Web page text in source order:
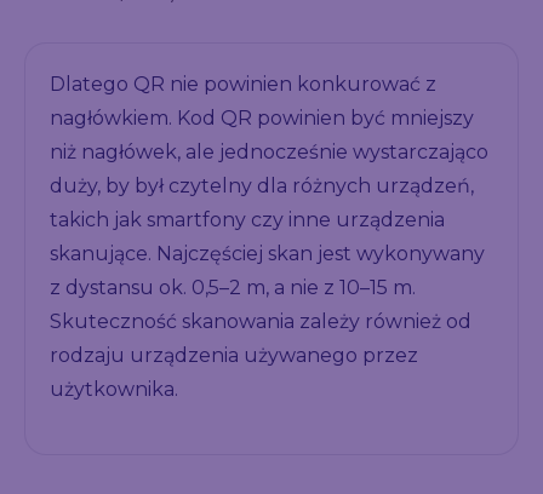
Dlatego QR nie powinien konkurować z
nagłówkiem. Kod QR powinien być mniejszy
niż nagłówek, ale jednocześnie wystarczająco
duży, by był czytelny dla różnych urządzeń,
takich jak smartfony czy inne urządzenia
skanujące. Najczęściej skan jest wykonywany
z dystansu ok. 0,5–2 m, a nie z 10–15 m.
Skuteczność skanowania zależy również od
rodzaju urządzenia używanego przez
użytkownika.